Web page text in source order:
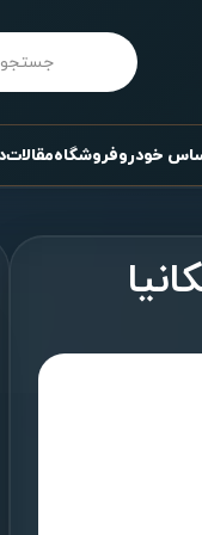
خودروفروشگاهمقالات